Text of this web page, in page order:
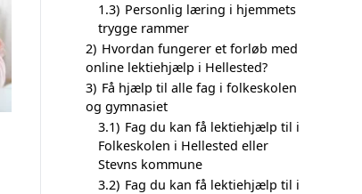
1.3) Personlig læring i hjemmets
trygge rammer
2) Hvordan fungerer et forløb med
online lektiehjælp i Hellested?
3) Få hjælp til alle fag i folkeskolen
og gymnasiet
3.1) Fag du kan få lektiehjælp til i
Folkeskolen i Hellested eller
Stevns kommune
3.2) Fag du kan få lektiehjælp til i